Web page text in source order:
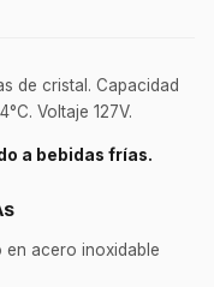
de cristal. Capacidad
Voltaje 127V.
a bebidas frías.
en acero inoxidable